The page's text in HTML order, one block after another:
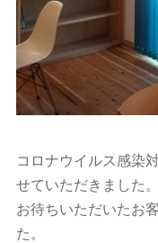
コロナウイルス感染
せていただきました。
お待ちいただいたお
た。